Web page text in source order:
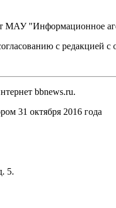
МАУ "Информационное
с редакцией
bbnews.ru.
31 октября 2016 года
5.